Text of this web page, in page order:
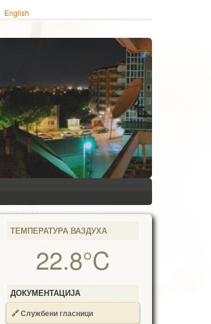
English
ТЕМПЕРАТУРА ВАЗДУХА
22.8°C
ДОКУМЕНТАЦИЈА
🔗Службени гласници